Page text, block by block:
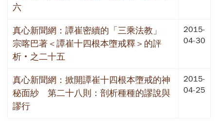
六
真心新聞網：譚崔密續的「三乘法教」
宗喀巴著＜譚崔十四根本墮戒釋＞的評
析‧之二十五
2015-
04-30
真心新聞網：掀開譚崔十四根本墮戒的神
秘面紗 第二十八則：剖析種種的謬說與
謬行
2015-
04-25